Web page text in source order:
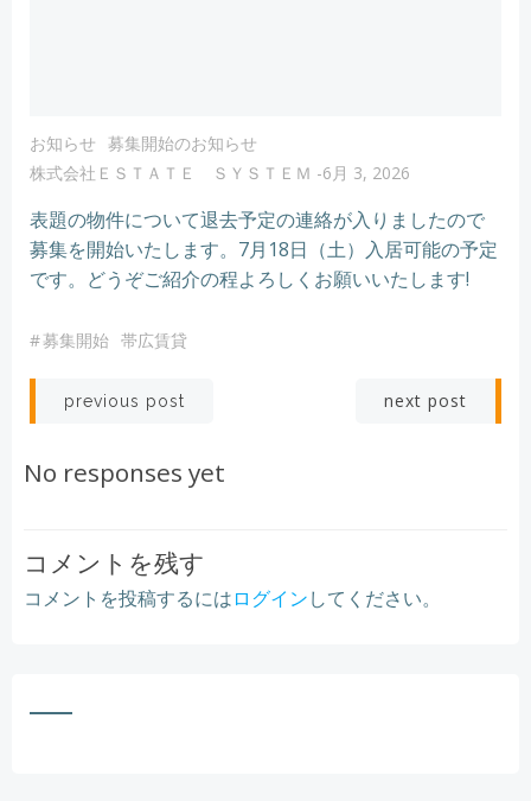
お知らせ 募集開始のお知らせ
株式会社ＥＳＴＡＴＥ ＳＹＳＴＥＭ -6月 3, 2026
表題の物件について退去予定の連絡が入りましたので
募集を開始いたします。7月18日（土）入居可能の予定
です。どうぞご紹介の程よろしくお願いいたします!
#募集開始 帯広賃貸
Post
navigation
previous post next post
No responses yet
コメントを残す
コメントを投稿するにはログインしてください。